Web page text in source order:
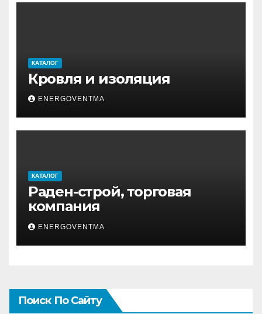
КАТАЛОГ
Кровля и изоляция
ENERGOVENTMA
КАТАЛОГ
Раден-строй, торговая
компания
ENERGOVENTMA
Поиск По Сайту